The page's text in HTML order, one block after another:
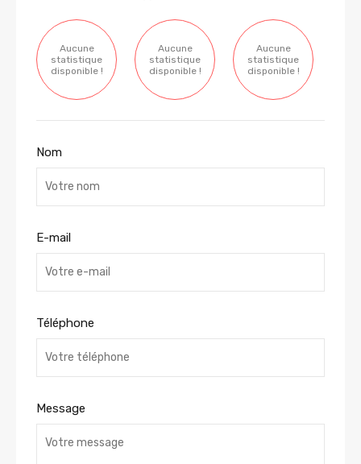
Aucune
statistique
disponible !
Aucune
statistique
disponible !
Aucune
statistique
disponible !
Nom
E-mail
Téléphone
Message